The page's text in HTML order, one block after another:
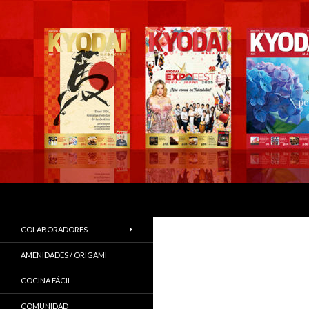
COLABORADORES
AMENIDADES / ORIGAMI
COCINA FÁCIL
COMUNIDAD